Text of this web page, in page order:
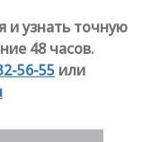
и узнать точную
48 часов.
56-55 или